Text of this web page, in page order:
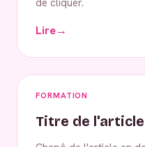
Lire→
FORMATION
Titre de